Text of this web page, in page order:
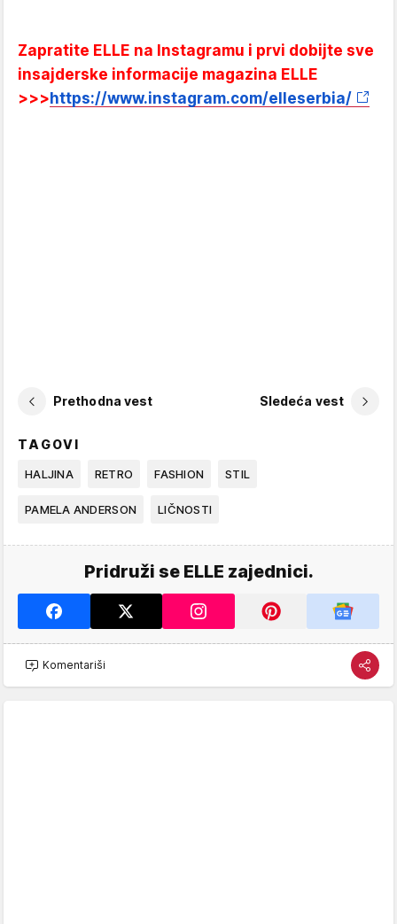
Zapratite ELLE na Instagramu i prvi dobijte sve
insajderske informacije magazina ELLE
>>>https://www.instagram.com/elleserbia/
Prethodna vest Sledeća vest
TAGOVI
HALJINA RETRO FASHION STIL
PAMELA ANDERSON LIČNOSTI
Pridruži se ELLE zajednici.
Komentariši